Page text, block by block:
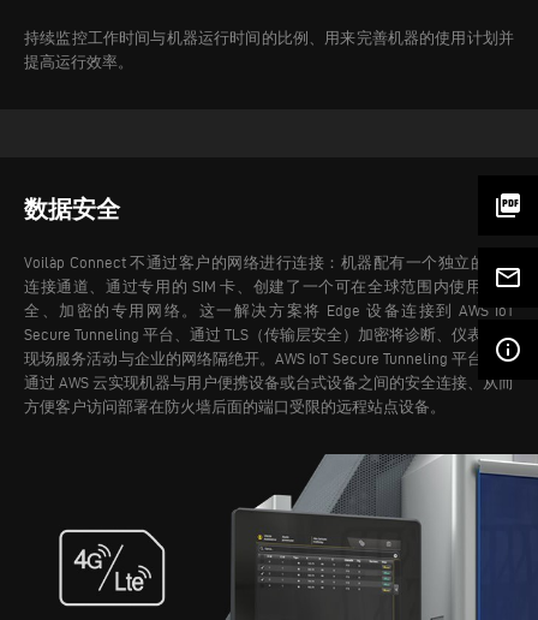
picture_as_pdf
mail_outline
info_outline
持续监控工作时间与机器运行时间的比例、用来完善机器的使用计划并
提高运行效率。
数据安全
Voilàp Connect 不通过客户的网络进行连接：机器配有一个独立的 LTE
连接通道、通过专用的 SIM 卡、创建了一个可在全球范围内使用的安
全、加密的专用网络。这一解决方案将 Edge 设备连接到 AWS IoT
Secure Tunneling 平台、通过 TLS（传输层安全）加密将诊断、仪表板和
现场服务活动与企业的网络隔绝开。AWS IoT Secure Tunneling 平台可以
通过 AWS 云实现机器与用户便携设备或台式设备之间的安全连接、从而
方便客户访问部署在防火墙后面的端口受限的远程站点设备。